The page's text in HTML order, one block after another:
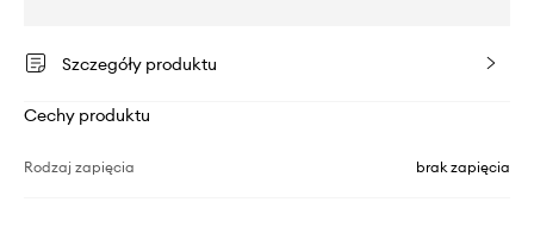
Szczegóły produktu
Cechy produktu
Rodzaj zapięcia brak zapięcia